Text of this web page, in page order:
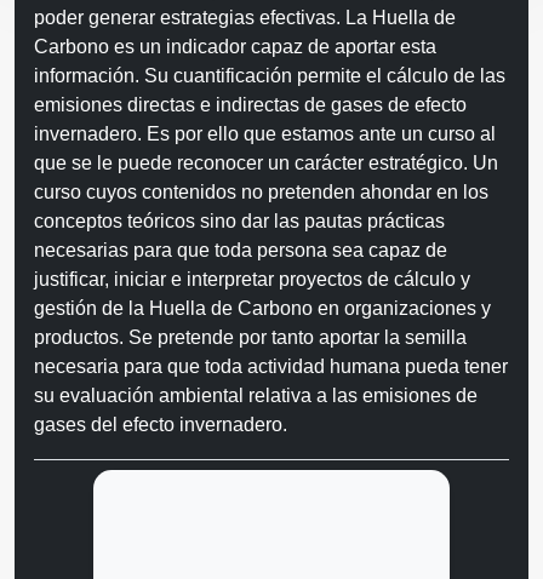
poder generar estrategias efectivas. La Huella de
Carbono es un indicador capaz de aportar esta
información. Su cuantificación permite el cálculo de las
emisiones directas e indirectas de gases de efecto
invernadero. Es por ello que estamos ante un curso al
que se le puede reconocer un carácter estratégico. Un
curso cuyos contenidos no pretenden ahondar en los
conceptos teóricos sino dar las pautas prácticas
necesarias para que toda persona sea capaz de
justificar, iniciar e interpretar proyectos de cálculo y
gestión de la Huella de Carbono en organizaciones y
productos. Se pretende por tanto aportar la semilla
necesaria para que toda actividad humana pueda tener
su evaluación ambiental relativa a las emisiones de
gases del efecto invernadero.